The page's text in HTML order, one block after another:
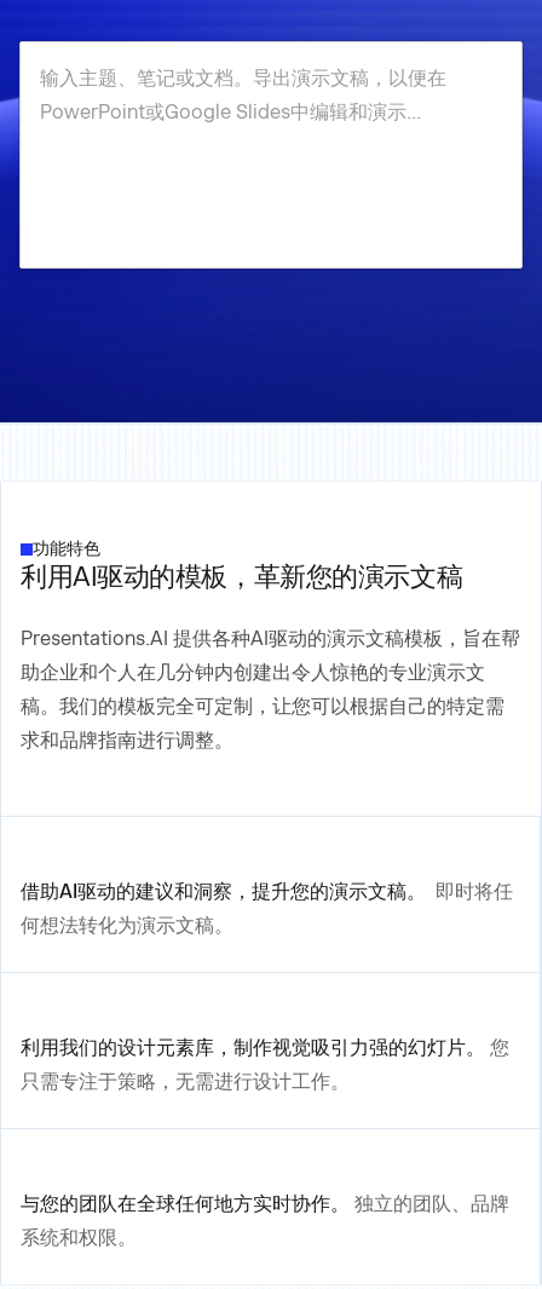
功能特色
利用AI驱动的模板，革新您的演示文稿
Presentations.AI 提供各种AI驱动的演示文稿模板，旨在帮
助企业和个人在几分钟内创建出令人惊艳的专业演示文
稿。我们的模板完全可定制，让您可以根据自己的特定需
求和品牌指南进行调整。
借助AI驱动的建议和洞察，提升您的演示文稿。
即时将任
何想法转化为演示文稿。
利用我们的设计元素库，制作视觉吸引力强的幻灯片。
您
只需专注于策略，无需进行设计工作。
与您的团队在全球任何地方实时协作。
独立的团队、品牌
系统和权限。